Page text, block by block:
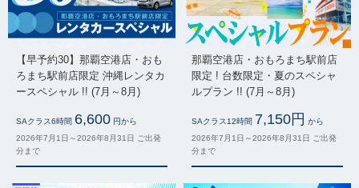
【早予約30】那覇空港店・おも
ろまち駅前店限定 沖縄レンタカ
ースペシャル !! (7月～8月)
SAクラス6時間 6,600 円から
2026年7月1日～2026年8月31日 ご出発
分まで
那覇空港店・おもろまち駅前店
限定 ! 台数限定・夏のスペシャ
ルプラン !! (7月～8月)
SAクラス12時間 7,150円 から
2026年7月1日～2026年8月31日 ご出発
分まで